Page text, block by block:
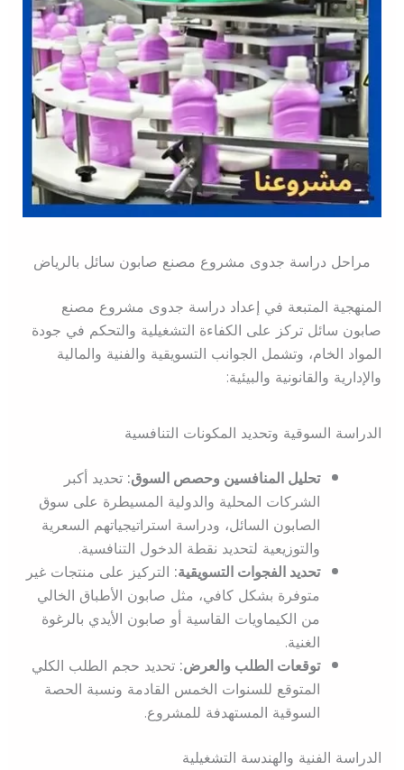
مراحل دراسة جدوى مشروع مصنع صابون سائل بالرياض
المنهجية المتبعة في إعداد دراسة جدوى مشروع مصنع
صابون سائل تركز على الكفاءة التشغيلية والتحكم في جودة
المواد الخام، وتشمل الجوانب التسويقية والفنية والمالية
والإدارية والقانونية والبيئية:
الدراسة السوقية وتحديد المكونات التنافسية
تحليل المنافسين وحصص السوق:تحديد أكبر
الشركات المحلية والدولية المسيطرة على سوق
الصابون السائل، ودراسة استراتيجياتهم السعرية
والتوزيعية لتحديد نقطة الدخول التنافسية.
تحديد الفجوات التسويقية:التركيز على منتجات غير
متوفرة بشكل كافي، مثل صابون الأطباق الخالي
من الكيماويات القاسية أو صابون الأيدي بالرغوة
الغنية.
توقعات الطلب والعرض:تحديد حجم الطلب الكلي
المتوقع للسنوات الخمس القادمة ونسبة الحصة
السوقية المستهدفة للمشروع.
الدراسة الفنية والهندسة التشغيلية